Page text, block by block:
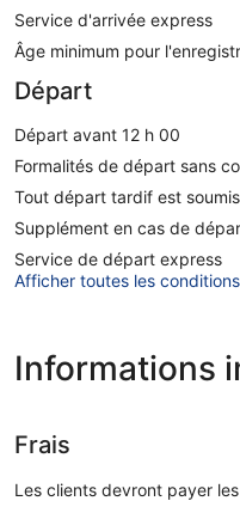
Service d'arrivée express
Âge minimum pour
Départ
Départ avant 12 h 00
Formalités de départ sans
Tout départ tardif est
Supplément en cas de
Service de départ express
Afficher toutes les conditions
Informations
Frais
Les clients devront payer